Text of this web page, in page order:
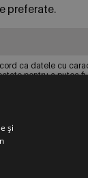
preferate.
ca datele cu
pentru a putea
AUTO
Pipera Nr. 2, Jud.
și